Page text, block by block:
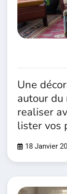
Une
autour du
realiser
lister vos
18 Janvier